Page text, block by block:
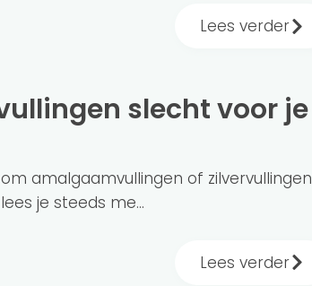
Lees verder
amalgaamvullingen of zilvervullingen
je steeds me...
Lees verder